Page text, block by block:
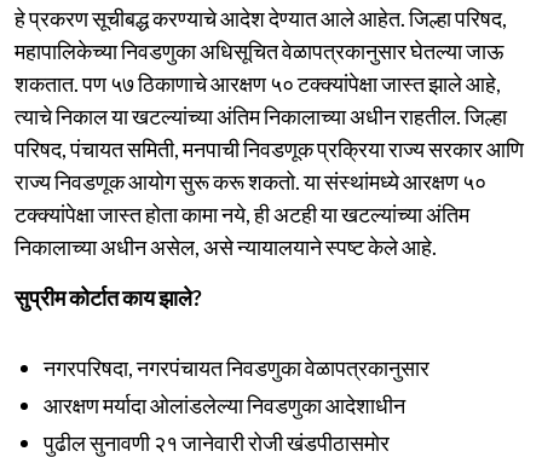
हे प्रकरण सूचीबद्ध करण्याचे आदेश देण्यात आले आहेत. जिल्हा परिषद,
महापालिकेच्या निवडणुका अधिसूचित वेळापत्रकानुसार घेतल्या जाऊ
शकतात. पण ५७ ठिकाणाचे आरक्षण ५० टक्क्यांपेक्षा जास्त झाले आहे,
त्याचे निकाल या खटल्यांच्या अंतिम निकालाच्या अधीन राहतील. जिल्हा
परिषद, पंचायत समिती, मनपाची निवडणूक प्रक्रिया राज्य सरकार आणि
राज्य निवडणूक आयोग सुरू करू शकतो. या संस्थांमध्ये आरक्षण ५०
टक्क्यांपेक्षा जास्त होता कामा नये, ही अटही या खटल्यांच्या अंतिम
निकालाच्या अधीन असेल, असे न्यायालयाने स्पष्ट केले आहे.
सुप्रीम कोर्टात काय झाले?
नगरपरिषदा, नगरपंचायत निवडणुका वेळापत्रकानुसार
आरक्षण मर्यादा ओलांडलेल्या निवडणुका आदेशाधीन
पुढील सुनावणी २१ जानेवारी रोजी खंडपीठासमोर